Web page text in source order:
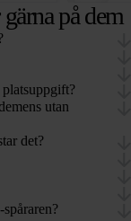
på dem
utan
det?